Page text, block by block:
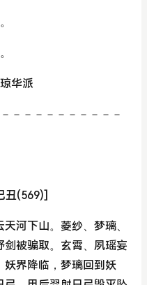
华派
－－－－－－－－－－
丑(569)]
河下山。菱纱、梦璃、
被骗取。玄霄、夙瑶妄
妖界降临，梦璃回到妖